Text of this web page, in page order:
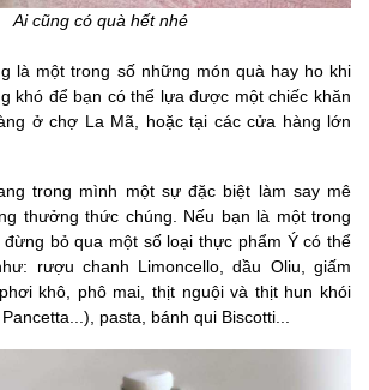
Ai cũng có quà hết nhé
là một trong số những món quà hay ho khi
khó để bạn có thể lựa được một chiếc khăn
ở chợ La Mã, hoặc tại các cửa hàng lớn
trong mình một sự đặc biệt làm say mê
thưởng thức chúng. Nếu bạn là một trong
bỏ qua một số loại thực phẩm Ý có thể
rượu chanh Limoncello, dầu Oliu, giấm
khô, phô mai, thịt nguội và thịt hun khói
pasta, bánh qui Biscotti...